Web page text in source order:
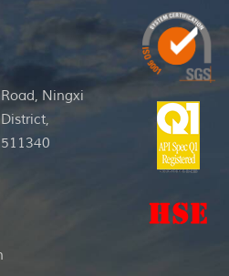
Ningxi